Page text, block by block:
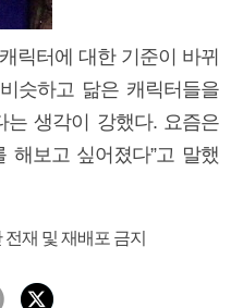
릭터에 대한 기준이 바뀌
슷하고 닮은 캐릭터들을
는 생각이 강했다. 요즘은
보고 싶어졌다”고 말했
재 및 재배포 금지